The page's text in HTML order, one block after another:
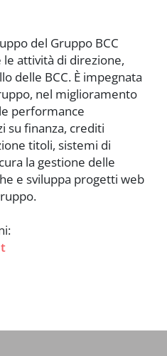
del Gruppo BCC
le attività di direzione,
delle BCC. È impegnata
nel miglioramento
performance
su finanza, crediti
titoli, sistemi di
la gestione delle
e sviluppa progetti web